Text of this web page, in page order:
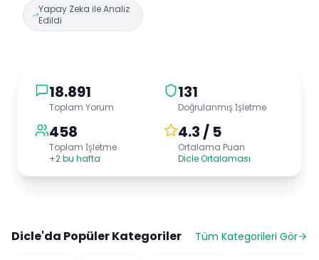
Yapay Zeka ile Analiz
Edildi
18.891
Toplam Yorum
131
Doğrulanmış İşletme
458
Toplam İşletme
+2 bu hafta
4.3 / 5
Ortalama Puan
Dicle Ortalaması
Dicle'da Popüler Kategoriler Tüm Kategorileri Gör